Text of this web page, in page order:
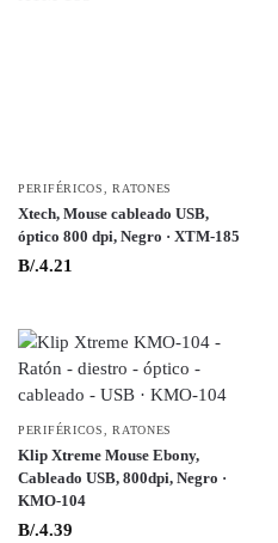
PERIFÉRICOS ,RATONES
Xtech, Mouse cableado USB,
óptico 800 dpi, Negro · XTM-185
B/.4.21
PERIFÉRICOS ,RATONES
Klip Xtreme Mouse Ebony,
Cableado USB, 800dpi, Negro ·
KMO-104
B/.4.39